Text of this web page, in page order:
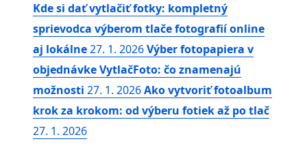
Kde si dať vytlačiť fotky: kompletný
sprievodca výberom tlače fotografií online
aj lokálne27. 1. 2026Výber fotopapiera v
objednávke VytlačFoto: čo znamenajú
možnosti 27. 1. 2026Ako vytvoriť fotoalbum
krok za krokom: od výberu fotiek až po tlač
27. 1. 2026